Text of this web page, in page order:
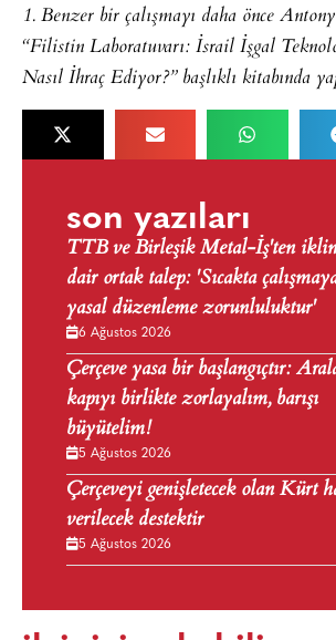
1. Benzer bir çalışmayı daha önce
“Filistin Laboratuvarı: İsrail İşgal
Nasıl İhraç Ediyor?” başlıklı kitabında
son yazıları
TTB ve Birleşik Metal-İş'ten
dair ortak talep: 'Sıcakta
yasal düzenleme zorunluluktur'
6 Ağustos 2026
Çerçeve yasa bir başlangıçtır:
kapıyı birlikte zorlayalım, barışı
büyütelim!
5 Ağustos 2026
Çerçeveyi genişletecek olan Kürt
verilecek destektir
5 Ağustos 2026